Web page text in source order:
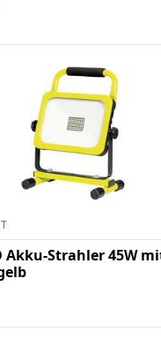
Akku-Strahler 45W